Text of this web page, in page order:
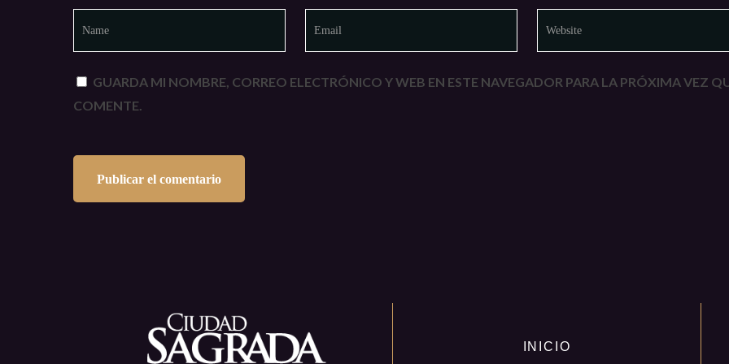
GUARDA MI NOMBRE, CORREO ELECTRÓNICO Y WEB EN ESTE NAVEGADOR PARA LA PRÓXIMA VEZ
COMENTE.
INICIO